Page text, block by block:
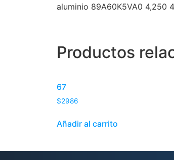
aluminio 89A60K5VA0 4,250
Productos
67
$2986
Añadir al carrito